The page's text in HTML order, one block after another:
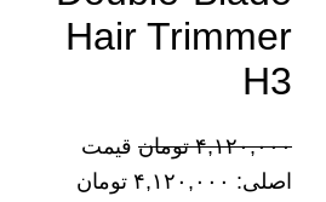
Hair Trimmer
H3
۴,۱۲۰,۰۰۰ تومان قیمت
اصلی: ۴,۱۲۰,۰۰۰ تومان